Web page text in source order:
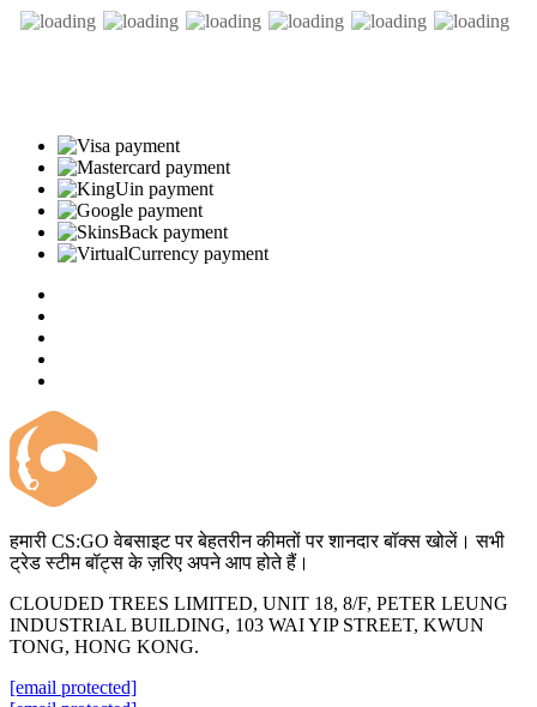
हमारी CS:GO वेबसाइट पर बेहतरीन कीमतों पर शानदार बॉक्स खोलें। सभी
ट्रेड स्टीम बॉट्स के ज़रिए अपने आप होते हैं।
CLOUDED TREES LIMITED, UNIT 18, 8/F, PETER LEUNG
INDUSTRIAL BUILDING, 103 WAI YIP STREET, KWUN
TONG, HONG KONG.
[email protected]